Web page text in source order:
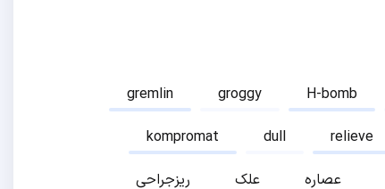
gremlin groggy H-bomb
kompromat
dull relieve
ریزجراحی
علک عصاره